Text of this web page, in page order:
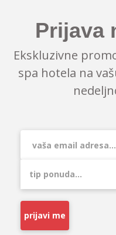
Prijava
Ekskluzivne
spa hotela na
prijavi me